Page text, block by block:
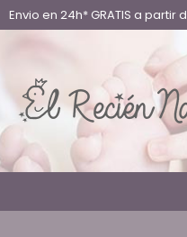
Envio en 24h* GRATIS a partir